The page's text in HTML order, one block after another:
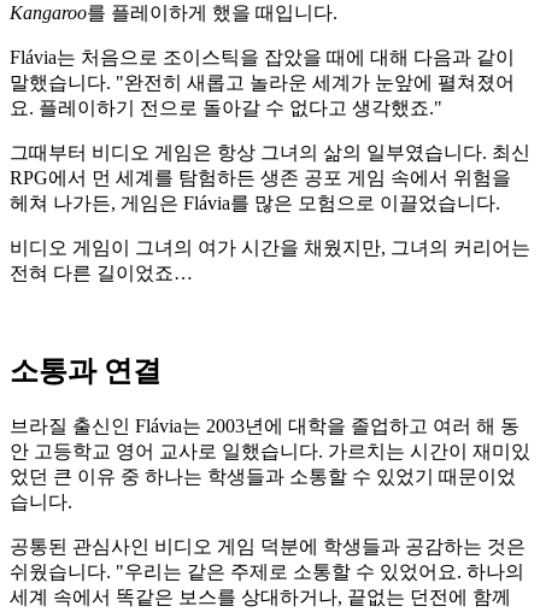
Kangaroo를 플레이하게 했을 때입니다.
Flávia는 처음으로 조이스틱을 잡았을 때에 대해 다음과 같이
말했습니다. "완전히 새롭고 놀라운 세계가 눈앞에 펼쳐졌어
요. 플레이하기 전으로 돌아갈 수 없다고 생각했죠."
그때부터 비디오 게임은 항상 그녀의 삶의 일부였습니다. 최신
RPG에서 먼 세계를 탐험하든 생존 공포 게임 속에서 위험을
헤쳐 나가든, 게임은 Flávia를 많은 모험으로 이끌었습니다.
비디오 게임이 그녀의 여가 시간을 채웠지만, 그녀의 커리어는
전혀 다른 길이었죠…
소통과 연결
브라질 출신인 Flávia는 2003년에 대학을 졸업하고 여러 해 동
안 고등학교 영어 교사로 일했습니다. 가르치는 시간이 재미있
었던 큰 이유 중 하나는 학생들과 소통할 수 있었기 때문이었
습니다.
공통된 관심사인 비디오 게임 덕분에 학생들과 공감하는 것은
쉬웠습니다. "우리는 같은 주제로 소통할 수 있었어요. 하나의
세계 속에서 똑같은 보스를 상대하거나, 끝없는 던전에 함께